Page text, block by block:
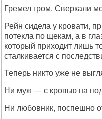
Гремел гром. Сверкали
Рейн сидела у кровати,
потекла по щекам, а в
который приходит лишь
сталкивается с
Теперь никто уже не
Ни муж — с кровью на
Ни любовник, поспешно